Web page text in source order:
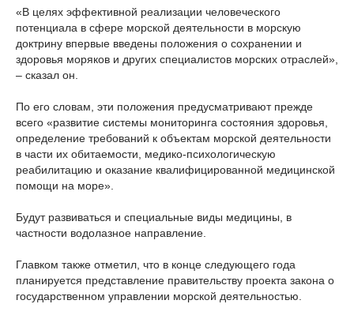
«В целях эффективной реализации человеческого
потенциала в сфере морской деятельности в морскую
доктрину впервые введены положения о сохранении и
здоровья моряков и других специалистов морских отраслей»,
– сказал он.
По его словам, эти положения предусматривают прежде
всего «развитие системы мониторинга состояния здоровья,
определение требований к объектам морской деятельности
в части их обитаемости, медико-психологическую
реабилитацию и оказание квалифицированной медицинской
помощи на море».
Будут развиваться и специальные виды медицины, в
частности водолазное направление.
Главком также отметил, что в конце следующего года
планируется представление правительству проекта закона о
государственном управлении морской деятельностью.